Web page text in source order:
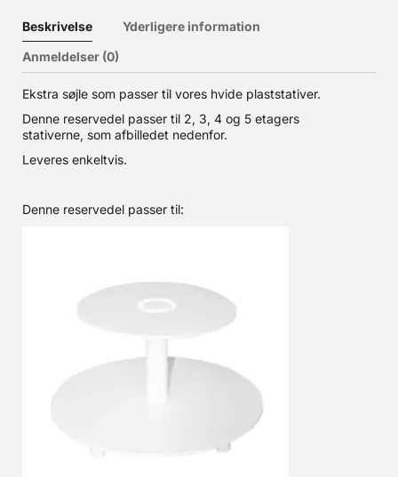
Beskrivelse
Yderligere information
Anmeldelser (0)
Ekstra søjle som passer til vores hvide plaststativer.
Denne reservedel passer til 2, 3, 4 og 5 etagers
stativerne, som afbilledet nedenfor.
Leveres enkeltvis.
Denne reservedel passer til: